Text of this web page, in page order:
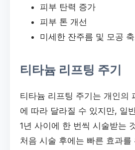
피부 탄력 증가
피부 톤 개선
미세한 잔주름 및 모공
티타늄 리프팅 주기
티타늄 리프팅 주기는 개인의
에 따라 달라질 수 있지만, 일
1년 사이에 한 번씩 시술받는
처음 시술 후에는 빠른 효과